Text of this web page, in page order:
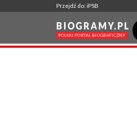
Przejdź do: iPSB